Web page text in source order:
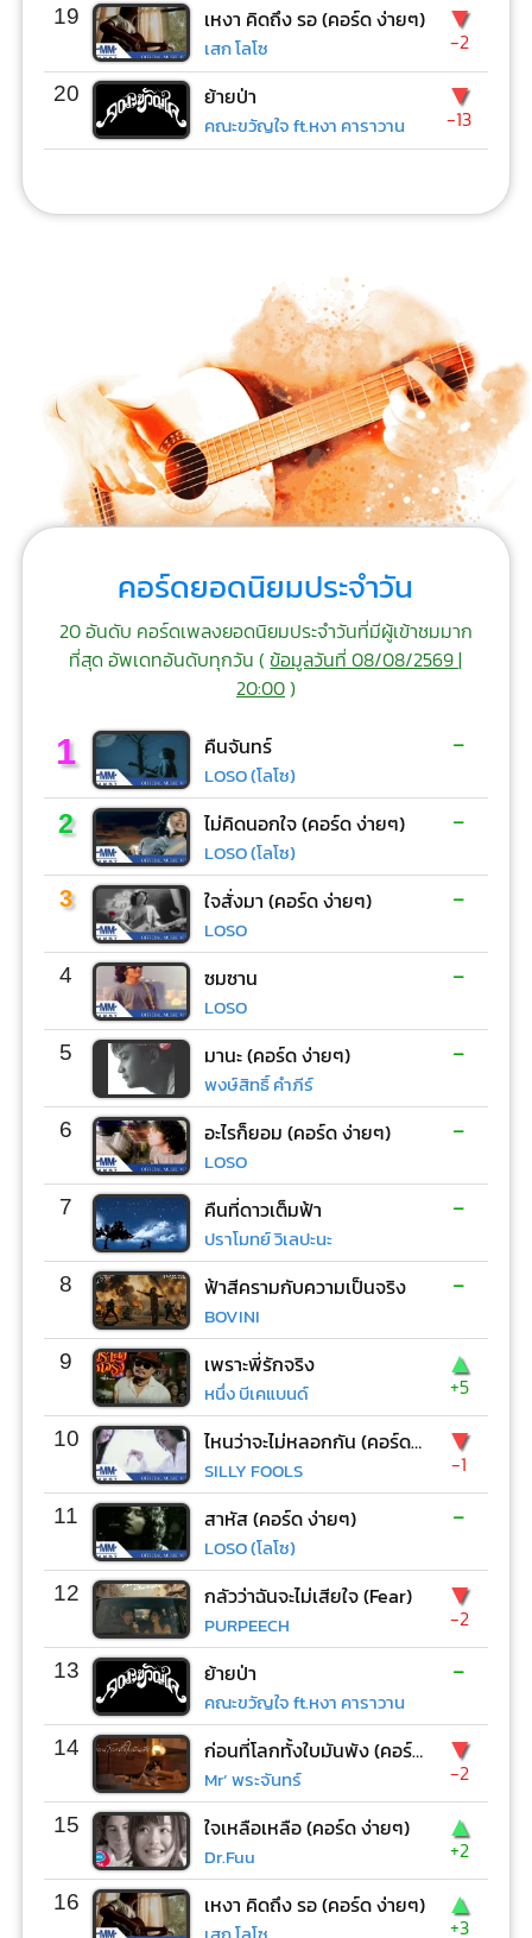
19 เหงา คิดถึง รอ (คอร์ด ง่ายๆ)
เสก โลโซ
▼
-2
20 ย้ายป่า
คณะขวัญใจ ft.หงา คาราวาน
▼
-13
คอร์ดยอดนิยมประจำวัน
20 อันดับ คอร์ดเพลงยอดนิยมประจำวันที่มีผู้เข้าชมมาก
ที่สุด อัพเดทอันดับทุกวัน (ข้อมูลวันที่ 08/08/2569 |
20:00)
1 คืนจันทร์
LOSO (โลโซ)
-
2 ไม่คิดนอกใจ (คอร์ด ง่ายๆ)
LOSO (โลโซ)
-
3 ใจสั่งมา (คอร์ด ง่ายๆ)
LOSO
-
4 ซมซาน
LOSO
-
5 มานะ (คอร์ด ง่ายๆ)
พงษ์สิทธิ์ คำภีร์
-
6 อะไรก็ยอม (คอร์ด ง่ายๆ)
LOSO
-
7 คืนที่ดาวเต็มฟ้า
ปราโมทย์ วิเลปะนะ
-
8 ฟ้าสีครามกับความเป็นจริง
BOVINI
-
9 เพราะพี่รักจริง
หนึ่ง บีเคแบนด์
▲
+5
10 ไหนว่าจะไม่หลอกกัน (คอร์ด ง่ายๆ)
SILLY FOOLS
▼
-1
11 สาหัส (คอร์ด ง่ายๆ)
LOSO (โลโซ)
-
12 กลัวว่าฉันจะไม่เสียใจ (Fear)
PURPEECH
▼
-2
13 ย้ายป่า
คณะขวัญใจ ft.หงา คาราวาน
-
14 ก่อนที่โลกทั้งใบมันพัง (คอร์ด ง่ายๆ)
Mr’ พระจันทร์
▼
-2
15 ใจเหลือเหลือ (คอร์ด ง่ายๆ)
Dr.Fuu
▲
+2
16 เหงา คิดถึง รอ (คอร์ด ง่ายๆ) ▲
+3